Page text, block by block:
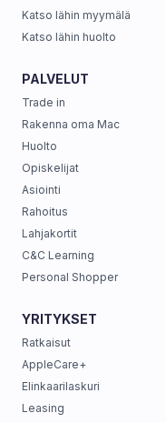
Katso lähin myymälä
Katso lähin huolto
PALVELUT
Trade in
Rakenna oma Mac
Huolto
Opiskelijat
Asiointi
Rahoitus
Lahjakortit
C&C Learning
Personal Shopper
YRITYKSET
Ratkaisut
AppleCare+
Elinkaarilaskuri
Leasing